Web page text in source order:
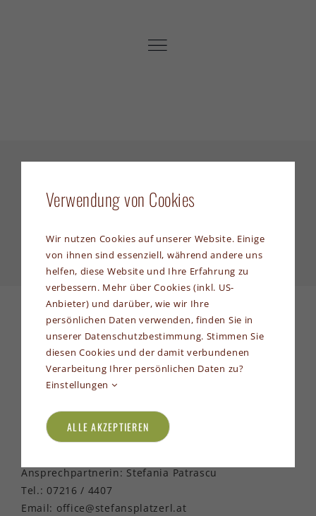
Es wurden keine Produkte gefunden, die
deiner Auswahl entsprechen.
Stefansplatzerl
St. Stefan am Walde 36
4170 St. Stefan-Afiesl
Ansprechpartnerin: Stefania Patrascu
Tel.: 07216 / 4407
Email: office@stefansplatzerl.at
Verwendung von Cookies
Wir nutzen Cookies auf unserer Website. Einige
von ihnen sind essenziell, während andere uns
helfen, diese Website und Ihre Erfahrung zu
verbessern. Mehr über Cookies (inkl. US-
Anbieter) und darüber, wie wir Ihre
persönlichen Daten verwenden, finden Sie in
unserer Datenschutzbestimmung. Stimmen Sie
diesen Cookies und der damit verbundenen
Verarbeitung Ihrer persönlichen Daten zu?
Einstellungen
ALLE AKZEPTIEREN